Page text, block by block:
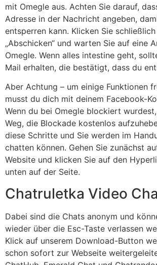
mit Omegle aus. Achten Sie darauf,
Adresse in der Nachricht angeben,
entsperren kann. Klicken Sie
„Abschicken“ und warten Sie auf eine
Omegle. Wenn alles intestine geht,
Mail erhalten, die bestätigt, dass du
Aber Achtung – um einige Funktionen
musst du dich mit deinem Facebook-
Wenn du bei Omegle blockiert
Weg, die Blockade kostenlos
diese Schritte und Sie werden im
chatten können. Gehen Sie zunächst
Website und klicken Sie auf den
unten auf der Seite.
Chatruletka Video
Dabei sind die Chats anonym und
wieder über die Esc-Taste verlassen
Klick auf unserem Download-Button
schon sofort zur Webseite